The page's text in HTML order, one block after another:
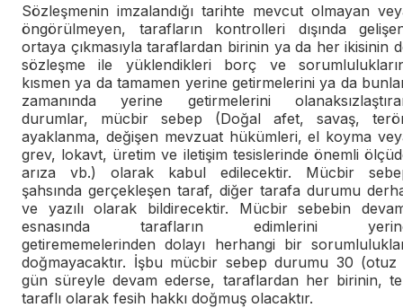
Sözleşmenin imzalandığı tarihte mevcut olmayan
öngörülmeyen, tarafların kontrolleri dışında
ortaya çıkmasıyla taraflardan birinin ya da her ikisinin
sözleşme ile yüklendikleri borç ve
kısmen ya da tamamen yerine getirmelerini ya da
zamanında yerine getirmelerini
durumlar, mücbir sebep (Doğal afet, savaş,
ayaklanma, değişen mevzuat hükümleri, el koyma
grev, lokavt, üretim ve iletişim tesislerinde önemli
arıza vb.) olarak kabul edilecektir. Mücbir
şahsında gerçekleşen taraf, diğer tarafa durumu
ve yazılı olarak bildirecektir. Mücbir sebebin
esnasında tarafların edimlerini
getirememelerinden dolayı herhangi bir
doğmayacaktır. İşbu mücbir sebep durumu 30
gün süreyle devam ederse, taraflardan her birinin,
taraflı olarak fesih hakkı doğmuş olacaktır.